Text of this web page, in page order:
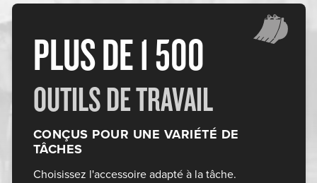
PLUS DE 1 500
OUTILS DE TRAVAIL
CONÇUS POUR UNE VARIÉTÉ DE
TÂCHES
Choisissez l'accessoire adapté à la tâche.